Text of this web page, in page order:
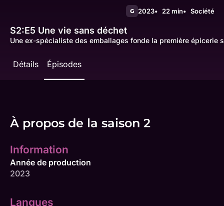
G 2023 22 min Société
S2:E5 Une vie sans déchet
Une ex-spécialiste des emballages fonde la première épicerie
Détails Épisodes
À propos de la saison 2
Information
Année de production
2023
Langues